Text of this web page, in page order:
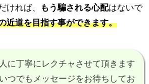
ければ、 もう騙される心配はないで
近道を目指す事ができます。
に丁寧にレクチャさせて頂きます
つでもメッセージをお待ちしてお